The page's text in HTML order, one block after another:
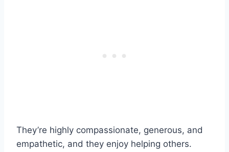
They’re highly compassionate, generous, and
empathetic, and they enjoy helping others.